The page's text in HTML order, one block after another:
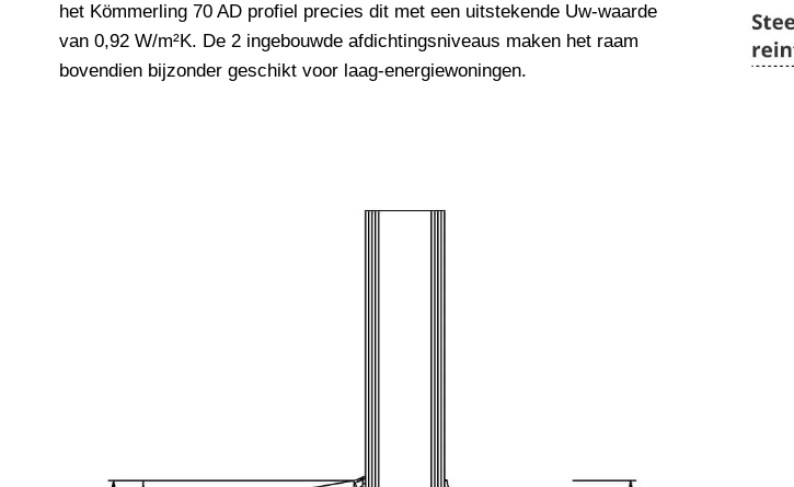
het Kömmerling 70 AD profiel precies dit met een uitstekende Uw-waarde
van 0,92 W/m²K. De 2 ingebouwde afdichtingsniveaus maken het raam
bovendien bijzonder geschikt voor laag-energiewoningen.